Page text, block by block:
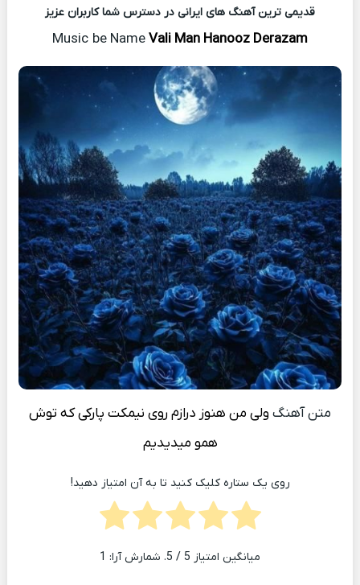
قدیمی ترین آهنگ های ایرانی در دسترس شما کاربران عزیز
Music be NameVali Man Hanooz Derazam
متن آهنگ ولی من هنوز درازم روی نیمکت پارکی که توش
همو میدیدیم
روی یک ستاره کلیک کنید تا به آن امتیاز دهید!
میانگین امتیاز 5 / 5. شمارش آرا: 1